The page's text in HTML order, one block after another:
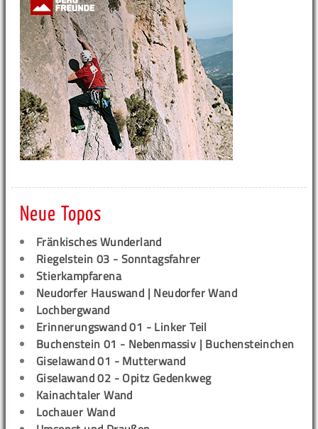
Neue Topos
Fränkisches Wunderland
Riegelstein 03 - Sonntagsfahrer
Stierkampfarena
Neudorfer Hauswand | Neudorfer Wand
Lochbergwand
Erinnerungswand 01 - Linker Teil
Buchenstein 01 - Nebenmassiv | Buchensteinchen
Giselawand 01 - Mutterwand
Giselawand 02 - Opitz Gedenkweg
Kainachtaler Wand
Lochauer Wand